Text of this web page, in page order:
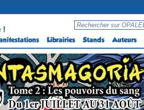
!
Librairies Stands Auteurs